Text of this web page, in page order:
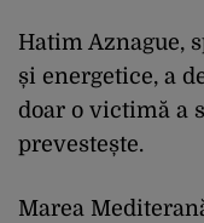
Hatim Aznague,
și energetice, a
doar o victimă a
prevestește.
Marea